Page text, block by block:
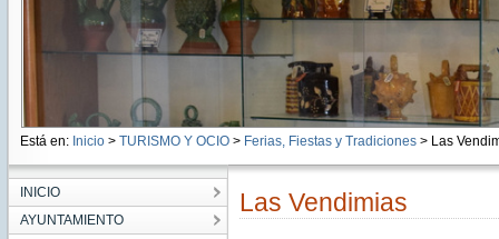
Está en: Inicio > TURISMO Y OCIO> Ferias, Fiestas y Tradiciones> Las
INICIO
AYUNTAMIENTO
Las Vendimias